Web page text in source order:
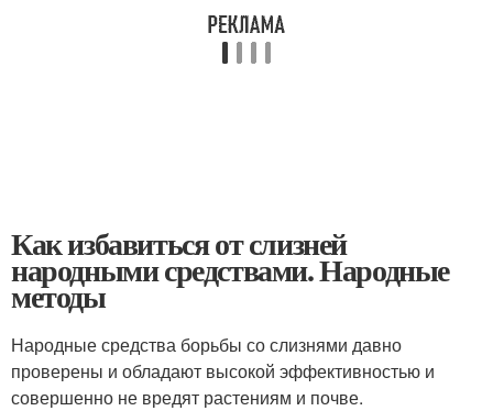
Как избавиться от слизней
народными средствами. Народные
методы
Народные средства борьбы со слизнями давно
проверены и обладают высокой эффективностью и
совершенно не вредят растениям и почве.